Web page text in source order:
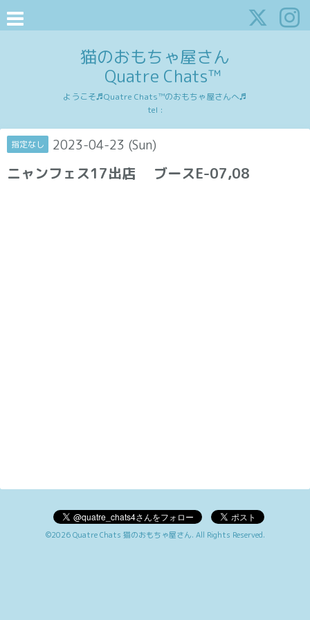
猫のおもちゃ屋さん
Quatre Chats™
ようこそ♬Quatre Chats™のおもちゃ屋さんへ♬
tel :
指定なし 2023-04-23 (Sun)
ニャンフェス17出店 ブースE-07,08
©2026Quatre Chats 猫のおもちゃ屋さん. All Rights Reserved.